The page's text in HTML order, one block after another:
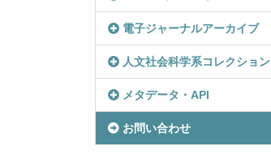
電子ジャーナルアーカイブ
人文社会科学系コレクション
メタデータ・API
お問い合わせ